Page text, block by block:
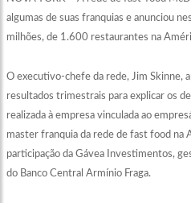
algumas de suas franquias e anunciou
milhões, de 1.600 restaurantes na
O executivo-chefe da rede, Jim Skinne,
resultados trimestrais para explicar os
realizada à empresa vinculada ao
master franquia da rede de fast food na
participação da Gávea Investimentos,
do Banco Central Armínio Fraga.